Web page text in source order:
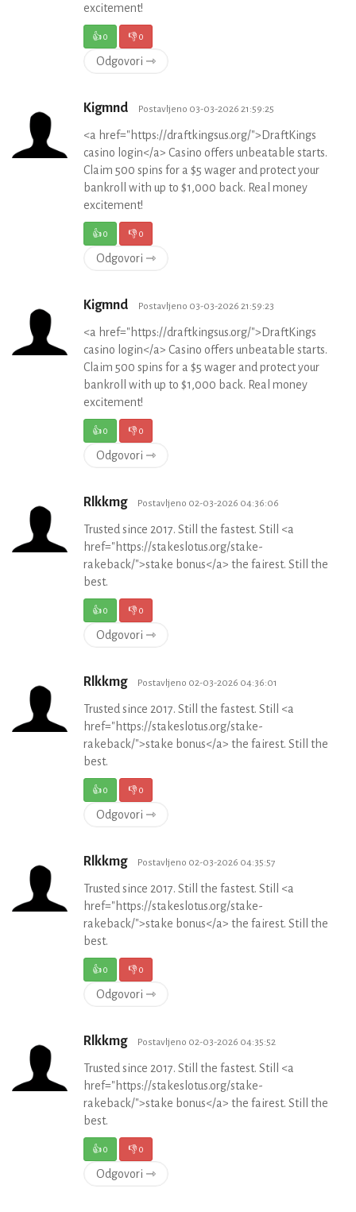
excitement!
👍0 👎0
Odgovori ⇾
Kigmnd Postavljeno 03-03-2026 21:59:25
<a href="https://draftkingsus.org/">DraftKings
casino login</a> Casino offers unbeatable starts.
Claim 500 spins for a $5 wager and protect your
bankroll with up to $1,000 back. Real money
excitement!
👍0 👎0
Odgovori ⇾
Kigmnd Postavljeno 03-03-2026 21:59:23
<a href="https://draftkingsus.org/">DraftKings
casino login</a> Casino offers unbeatable starts.
Claim 500 spins for a $5 wager and protect your
bankroll with up to $1,000 back. Real money
excitement!
👍0 👎0
Odgovori ⇾
Rlkkmg Postavljeno 02-03-2026 04:36:06
Trusted since 2017. Still the fastest. Still <a
href="https://stakeslotus.org/stake-
rakeback/">stake bonus</a> the fairest. Still the
best.
👍0 👎0
Odgovori ⇾
Rlkkmg Postavljeno 02-03-2026 04:36:01
Trusted since 2017. Still the fastest. Still <a
href="https://stakeslotus.org/stake-
rakeback/">stake bonus</a> the fairest. Still the
best.
👍0 👎0
Odgovori ⇾
Rlkkmg Postavljeno 02-03-2026 04:35:57
Trusted since 2017. Still the fastest. Still <a
href="https://stakeslotus.org/stake-
rakeback/">stake bonus</a> the fairest. Still the
best.
👍0 👎0
Odgovori ⇾
Rlkkmg Postavljeno 02-03-2026 04:35:52
Trusted since 2017. Still the fastest. Still <a
href="https://stakeslotus.org/stake-
rakeback/">stake bonus</a> the fairest. Still the
best.
👍0 👎0
Odgovori ⇾